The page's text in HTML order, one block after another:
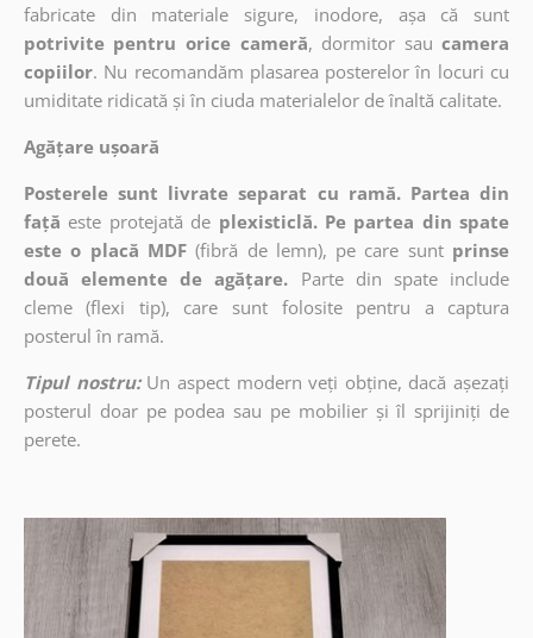
fabricate din materiale sigure, inodore, așa că sunt
potrivite pentru orice cameră, dormitor sau camera
copiilor. Nu recomandăm plasarea posterelor în locuri cu
umiditate ridicată și în ciuda materialelor de înaltă calitate.
Agățare ușoară
Posterele sunt livrate separat cu ramă. Partea din
față este protejată de plexisticlă. Pe partea din spate
este o placă MDF (fibră de lemn), pe care sunt prinse
două elemente de agățare. Parte din spate include
cleme (flexi tip), care sunt folosite pentru a captura
posterul în ramă.
Tipul nostru: Un aspect modern veți obține, dacă așezați
posterul doar pe podea sau pe mobilier și îl sprijiniți de
perete.